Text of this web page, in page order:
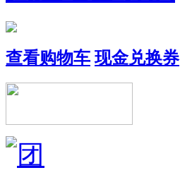
查看购物车 现金兑换券